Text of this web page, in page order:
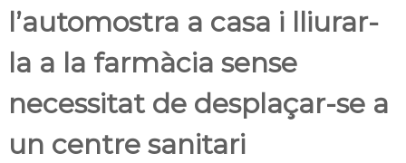
l
o
r
g
a
l’automostra a casa i lliurar-
la a la farmàcia sense
necessitat de desplaçar-se a
un centre sanitari